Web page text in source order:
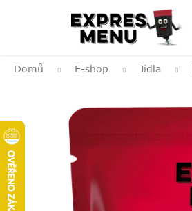
Domů E-shop Jídla